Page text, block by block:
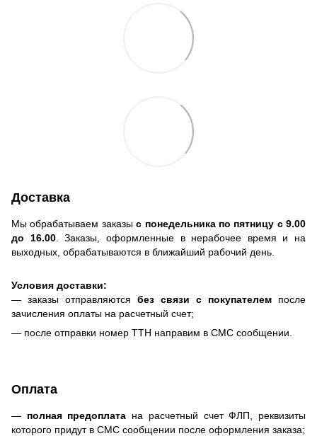
Доставка
Мы обрабатываем заказыс понедельника по пятницу с 9.00
до 16.00. Заказы, оформленные в нерабочее время и на
выходных, обрабатываются в ближайший рабочий день.
Условия доставки:
— заказы отправляются без связи с покупателем после
зачисления оплаты на расчетный счет;
— после отправки номер ТТН направим в СМС сообщении.
Оплата
— полная предоплата на расчетный счет ФЛП, реквизиты
которого придут в СМС сообщении после оформления заказа;